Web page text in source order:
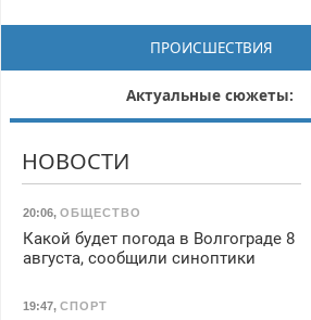
ПРОИСШЕСТВИЯ
Актуальные сюжеты:
НОВОСТИ
20:06, ОБЩЕСТВО
Какой будет погода в Волгограде 8
августа, сообщили синоптики
19:47, СПОРТ